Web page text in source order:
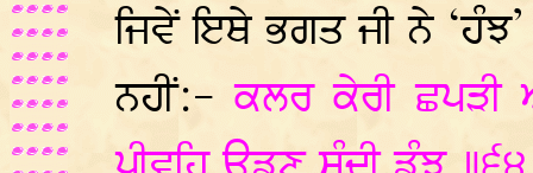
ਜਿਵੇਂ ਇਥੇ ਭਗਤ ਜੀ ਨੇ
ਨਹੀਂ:-ਕਲਰ ਕੇਰੀ ਛਪੜੀ